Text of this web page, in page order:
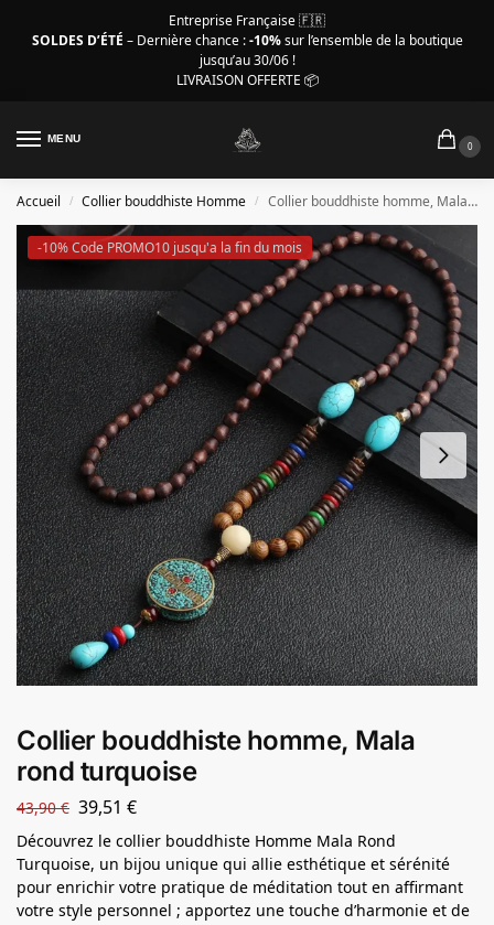
Entreprise Française 🇫🇷
SOLDES D’ÉTÉ – Dernière chance :-10%sur l’ensemble de la boutique
jusqu’au 30/06 !
LIVRAISON OFFERTE 📦
MENU
0
Accueil / Collier bouddhiste Homme / Collier bouddhiste homme, Mala rond turquoise
-10% Code PROMO10 jusqu'a la fin du mois
Collier bouddhiste homme, Mala
rond turquoise
43,90€ 39,51 €
Découvrez le collier bouddhiste Homme Mala Rond
Turquoise, un bijou unique qui allie esthétique et sérénité
pour enrichir votre pratique de méditation tout en affirmant
votre style personnel ; apportez une touche d’harmonie et de